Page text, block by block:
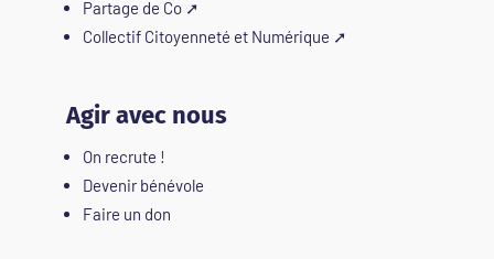
Partage de Co➚
Collectif Citoyenneté et Numérique ➚
Agir avec nous
On recrute !
Devenir bénévole
Faire un don